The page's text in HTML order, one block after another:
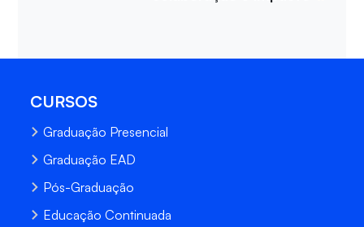
CURSOS
Graduação Presencial
Graduação EAD
Pós-Graduação
Educação Continuada